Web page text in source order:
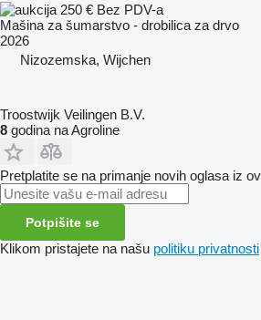
250 € Bez PDV-a
Mašina za šumarstvo - drobilica za drvo
2026
Nizozemska, Wijchen
Troostwijk Veilingen B.V.
8 godina na Agroline
Pretplatite se na primanje novih oglasa iz
Potpišite se
Klikom pristajete na našu politiku privatnosti